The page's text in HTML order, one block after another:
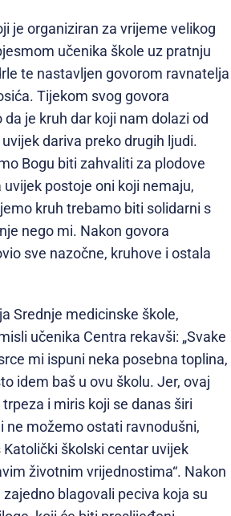
je organiziran za vrijeme velikog
učenika škole uz pratnju
te nastavljen govorom ravnatelja
Tijekom svog govora
da je kruh dar koji nam dolazi od
uvijek dariva preko drugih ljudi.
Bogu biti zahvaliti za plodove
uvijek postoje oni koji nemaju,
kruh trebamo biti solidarni s
nego mi. Nakon govora
sve nazočne, kruhove i ostala
Srednje medicinske škole,
učenika Centra rekavši: „Svake
mi ispuni neka posebna toplina,
idem baš u ovu školu. Jer, ovaj
i miris koji se danas širi
ne možemo ostati ravnodušni,
školski centar uvijek
životnim vrijednostima“. Nakon
blagovali peciva koja su